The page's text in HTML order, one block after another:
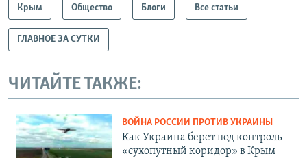
Крым Общество Блоги Все статьи
ГЛАВНОЕ ЗА СУТКИ
ЧИТАЙТЕ ТАКЖЕ:
ВОЙНА РОССИИ ПРОТИВ УКРАИНЫ
Как Украина берет под контроль
«сухопутный коридор» в Крым